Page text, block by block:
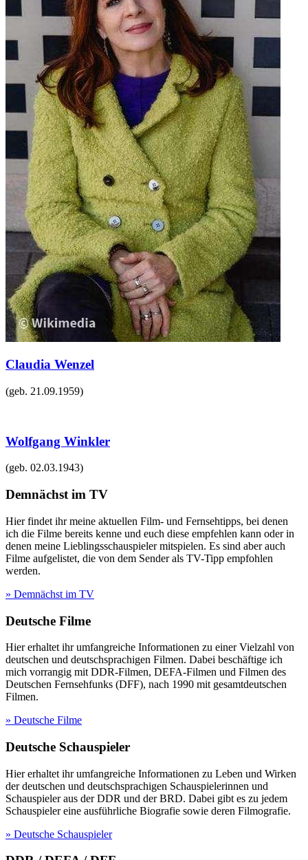
Claudia Wenzel
(geb. 21.09.1959)
Wolfgang Winkler
(geb. 02.03.1943)
Demnächst im TV
Hier findet ihr meine aktuellen Film- und Fernsehtipps, bei denen
ich die Filme bereits kenne und euch diese empfehlen kann oder in
denen meine Lieblingsschauspieler mitspielen. Es sind aber auch
Filme aufgelistet, die von dem Sender als TV-Tipp empfohlen
werden.
» Demnächst im TV
Deutsche Filme
Hier erhaltet ihr umfangreiche Informationen zu einer Vielzahl von
deutschen und deutschsprachigen Filmen. Dabei beschäftige ich
mich vorrangig mit DDR-Filmen, DEFA-Filmen und Filmen des
Deutschen Fernsehfunks (DFF), nach 1990 mit gesamtdeutschen
Filmen.
» Deutsche Filme
Deutsche Schauspieler
Hier erhaltet ihr umfangreiche Informationen zu Leben und Wirken
der deutschen und deutschsprachigen Schauspielerinnen und
Schauspieler aus der DDR und der BRD. Dabei gibt es zu jedem
Schauspieler eine ausführliche Biografie sowie deren Filmografie.
» Deutsche Schauspieler